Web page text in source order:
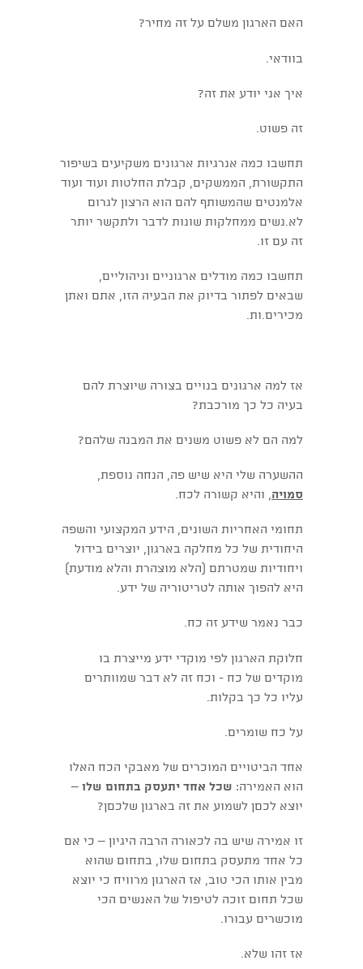
האם הארגון משלם על זה מחיר?
בוודאי.
איך אני יודע את זה?
זה פשוט.
תחשבו כמה אנרגיות ארגונים משקיעים בשיפור
התקשורת, הממשקים, קבלת החלטות ועוד ועוד
אלמנטים שהמשותף להם הוא הרצון לגרום
לא.נשים ממחלקות שונות לדבר ולתקשר יותר
זה עם זו.
תחשבו כמה מודלים ארגוניים וניהוליים,
שבאים לפתור בדיוק את הבעיה הזו, אתם ואתן
מכירים.ות.
אז למה ארגונים בנויים בצורה שיוצרת להם
בעיה כל כך מורכבת?
למה הם לא פשוט משנים את המבנה שלהם?
ההשערה שלי היא שיש פה, הנחה נוספת,
סמויה, והיא קשורה לכח.
תחומי האחריות השונים, הידע המקצועי והשפה
היחודית של כל מחלקה בארגון, יוצרים בידול
ויחודיות שמטרתם (הלא מוצהרת והלא מודעת)
היא להפוך אותה לטריטוריה של ידע.
כבר נאמר שידע זה כח.
חלוקת הארגון לפי מוקדי ידע מייצרת בו
מוקדים של כח - וכח זה לא דבר שמוותרים
עליו כל כך בקלות.
על כח שומרים.
אחד הביטויים המוכרים של מאבקי הכח האלו
הוא האמירה: שכל אחד יתעסק בתחום שלו –
יוצא לכםן לשמוע את זה בארגון שלכםן?
זו אמירה שיש בה לכאורה הרבה היגיון – כי אם
כל אחד מתעסק בתחום שלו, בתחום שהוא
מבין אותו הכי טוב, אז הארגון מרוויח כי יוצא
שכל תחום זוכה לטיפול של האנשים הכי
מוכשרים עבורו.
אז זהו שלא.